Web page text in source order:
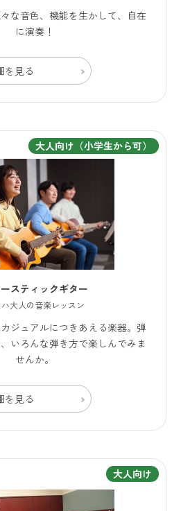
な音色、機能を生かして、自在
に演奏！
を見る
大人向け（小学生から可）
スティックギター
大人の音楽レッスン
ジュアルにつきあえる楽器。弾
いろんな弾き方で楽しんでみま
せんか。
を見る
大人向け